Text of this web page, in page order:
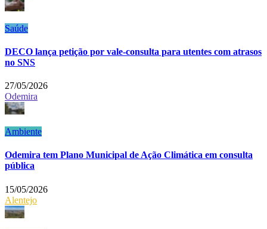
Saúde
DECO lança petição por vale-consulta para utentes com atrasos
no SNS
27/05/2026
Odemira
Ambiente
Odemira tem Plano Municipal de Ação Climática em consulta
pública
15/05/2026
Alentejo